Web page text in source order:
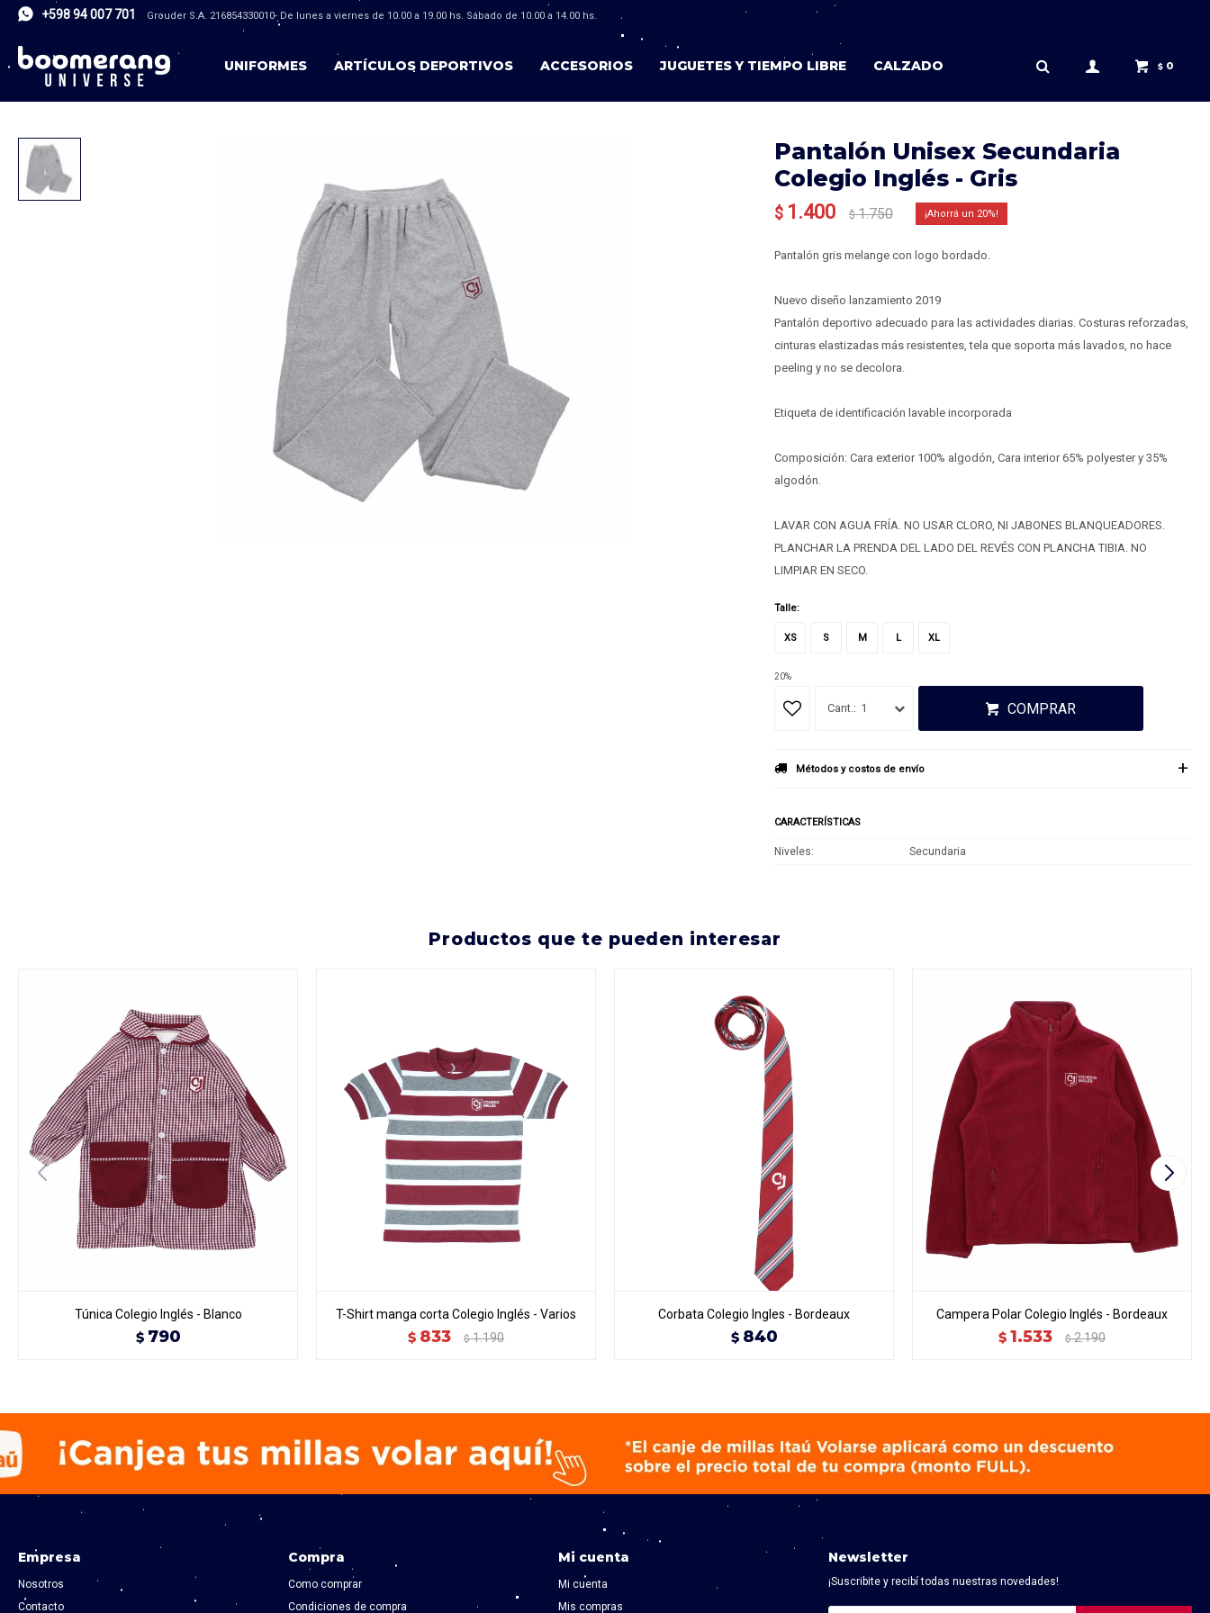
UNIFORMES ARTÍCULOS DEPORTIVOS ACCESORIOS JUGUETES Y TIEMPO LIBRE CALZADO $ 0
+598 94 007 701 Grouder S.A. 216854330010- De lunes a viernes de 10.00 a 19.00 hs. Sábado de 10.00 a 14.00 hs.
Pantalón Unisex Secundaria
Colegio Inglés - Gris
$ 1.400 $ 1.750 20
Pantalón gris melange con logo bordado.
Nuevo diseño lanzamiento 2019
Pantalón deportivo adecuado para las actividades diarias. Costuras reforzadas,
cinturas elastizadas más resistentes, tela que soporta más lavados, no hace
peeling y no se decolora.
Etiqueta de identificación lavable incorporada
Composición: Cara exterior 100% algodón, Cara interior 65% polyester y 35%
algodón.
LAVAR CON AGUA FRÍA. NO USAR CLORO, NI JABONES BLANQUEADORES.
PLANCHAR LA PRENDA DEL LADO DEL REVÉS CON PLANCHA TIBIA. NO
LIMPIAR EN SECO.
Talle:
XS S M L XL
20%
1 COMPRAR
Métodos y costos de envío
CARACTERÍSTICAS
Niveles Secundaria
productos que te pueden interesar
Túnica Colegio Inglés - Blanco
$ 790
T-Shirt manga corta Colegio Inglés - Varios
$ 833 $ 1.190
Corbata Colegio Ingles - Bordeaux
$ 840
Campera Polar Colegio Inglés - Bordeaux
$ 1.533 $ 2.190
Empresa
Nosotros
Contacto
Compra
Como comprar
Condiciones de compra
Mi cuenta
Mi cuenta
Mis compras
Newsletter
¡Suscribite y recibí todas nuestras novedades!